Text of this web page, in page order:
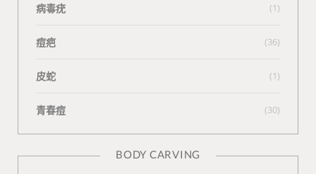
病毒疣 (1)
痘疤 (36)
皮蛇 (1)
青春痘 (30)
BODY CARVING